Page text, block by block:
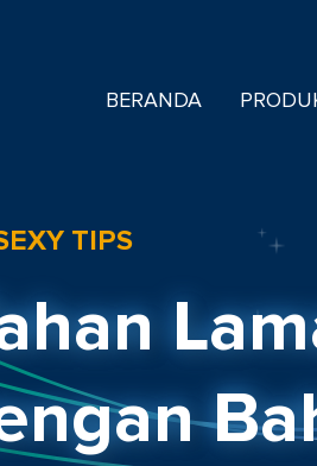
BERANDA
TIPS